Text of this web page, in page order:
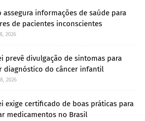
assegura informações de saúde para
de pacientes inconscientes
2026
prevê divulgação de sintomas para
diagnóstico do câncer infantil
2026
exige certificado de boas práticas para
medicamentos no Brasil